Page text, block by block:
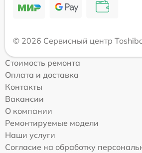
© 2026 Сервисный центр
Стоимость ремонта
Оплата и доставка
Контакты
Вакансии
О компании
Ремонтируемые модели
Наши услуги
Согласие на обработку